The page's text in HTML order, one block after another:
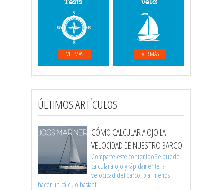
Tests
VER MÁS
Vela
VER MÁS
ÚLTIMOS ARTÍCULOS
CÓMO CALCULAR A OJO LA
VELOCIDAD DE NUESTRO BARCO
Comparte este contenidoSe puede
calcular a ojo y rápidamente la
velocidad del barco, o al menos
hacer un cálculo bastant